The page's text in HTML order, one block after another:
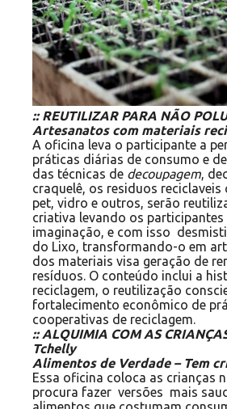
:: REUTILIZAR PARA NÃO
Artesanatos com materiais
A oficina leva o participante a
práticas diárias de consumo e
das técnicas de decoupagem,
craquelê, os residuos
pet, vidro e outros, serão
criativa levando os participantes
imaginação, e com isso
do Lixo, transformando-o em
dos materiais visa geração de
resíduos. O conteúdo inclui a
reciclagem, o reutilização
fortalecimento econômico de
cooperativas de reciclagem.
:: ALQUIMIA COM AS
Tchelly
Alimentos de Verdade – Tem
Essa oficina coloca as crianças
procura fazer versões mais